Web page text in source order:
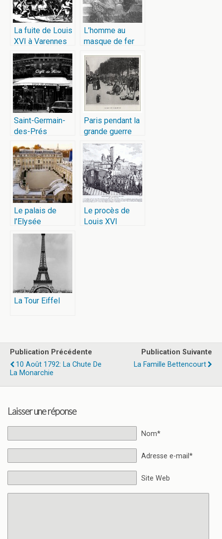
La fuite de Louis
XVI à Varennes
L’homme au
masque de fer
Saint-Germain-
des-Prés
Paris pendant la
grande guerre
Le palais de
l’Elysée
Le procès de
Louis XVI
La Tour Eiffel
Publication Précédente
10 Août 1792: La Chute De
La Monarchie
Publication Suivante
La Famille Bettencourt
Laisser une réponse
Nom*
Adresse e-mail*
Site Web